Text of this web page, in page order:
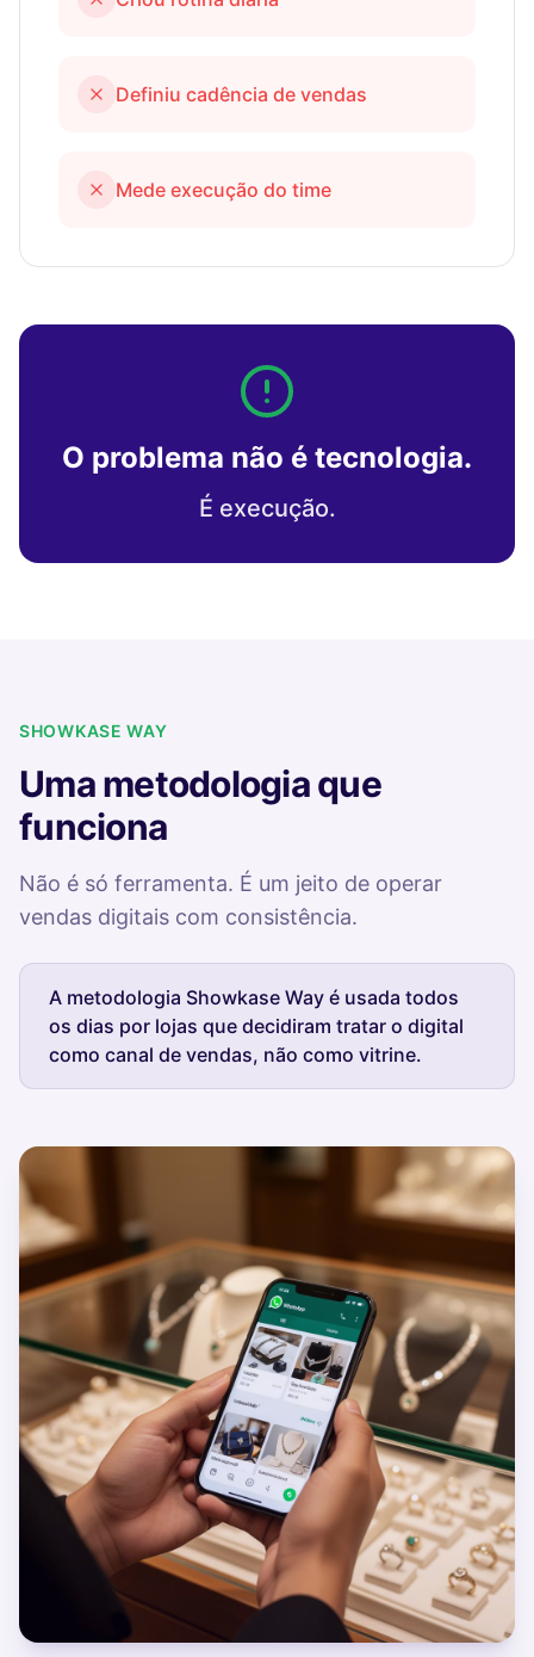
Definiu cadência de vendas
Mede execução do time
O problema não é tecnologia.
É execução.
SHOWKASE WAY
Uma metodologia que
funciona
Não é só ferramenta. É um jeito de operar
vendas digitais com consistência.
A metodologia Showkase Way é usada todos
os dias por lojas que decidiram tratar o digital
como canal de vendas, não como vitrine.